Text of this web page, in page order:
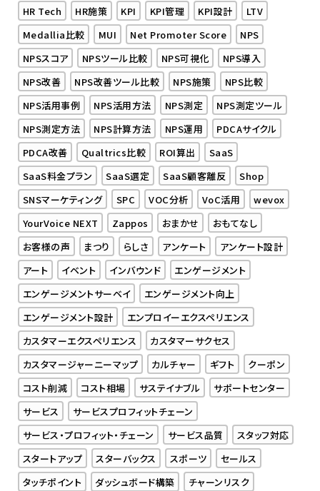
HR Tech
HR施策 KPI KPI管理 KPI設計
LTV
Medallia比較
MUI Net Promoter Score
NPS
NPSスコア
NPSツール比較 NPS可視化
NPS導入
NPS改善
NPS改善ツール比較 NPS施策
NPS比較
NPS活用事例
NPS活用方法 NPS測定
NPS測定ツール
NPS測定方法
NPS計算方法 NPS運用
PDCAサイクル
PDCA改善
Qualtrics比較 ROI算出
SaaS
SaaS料金プラン
SaaS選定 SaaS顧客離反
Shop
SNSマーケティング
SPC VOC分析 VoC活用
wevox
YourVoice NEXT
Zappos おまかせ
おもてなし
お客様の声
まつり らしさ アンケート
アンケート設計
アート
イベント インバウンド
エンゲージメント
エンゲージメントサーベイ
エンゲージメント向上
エンゲージメント設計
エンプロイーエクスペリエンス
カスタマーエクスペリエンス
カスタマーサクセス
カスタマージャーニーマップ
カルチャー ギフト
クーポン
コスト削減
コスト相場 サステイナブル
サポートセンター
サービス
サービスプロフィットチェーン
サービス・プロフィット・チェーン
サービス品質
スタッフ対応
スタートアップ
スターバックス スポーツ
セールス
タッチポイント
ダッシュボード構築 チャーンリスク